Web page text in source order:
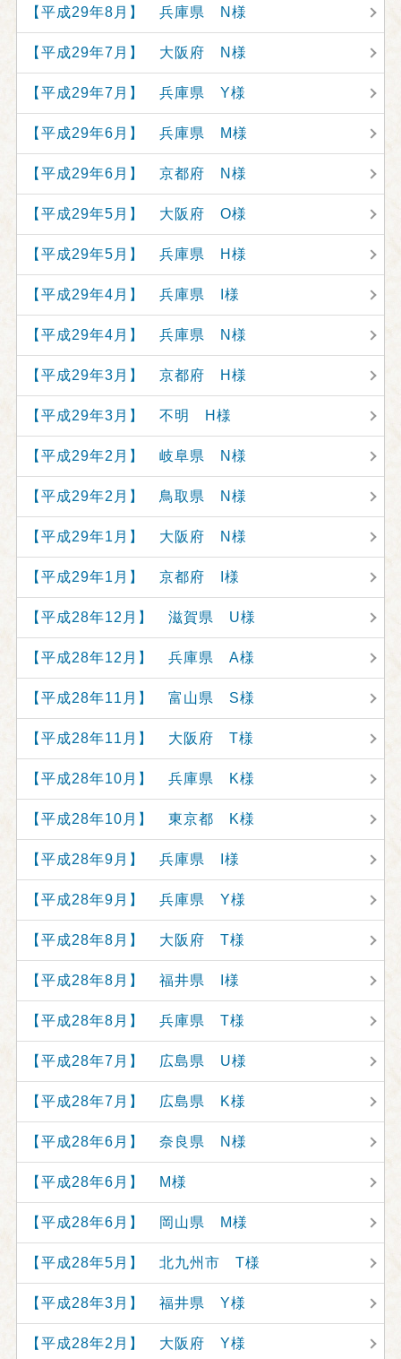
【平成29年8月】 兵庫県 N様
【平成29年7月】 大阪府 N様
【平成29年7月】 兵庫県 Y様
【平成29年6月】 兵庫県 M様
【平成29年6月】 京都府 N様
【平成29年5月】 大阪府 O様
【平成29年5月】 兵庫県 H様
【平成29年4月】 兵庫県 I様
【平成29年4月】 兵庫県 N様
【平成29年3月】 京都府 H様
【平成29年3月】 不明 H様
【平成29年2月】 岐阜県 N様
【平成29年2月】 鳥取県 N様
【平成29年1月】 大阪府 N様
【平成29年1月】 京都府 I様
【平成28年12月】 滋賀県 U様
【平成28年12月】 兵庫県 A様
【平成28年11月】 富山県 S様
【平成28年11月】 大阪府 T様
【平成28年10月】 兵庫県 K様
【平成28年10月】 東京都 K様
【平成28年9月】 兵庫県 I様
【平成28年9月】 兵庫県 Y様
【平成28年8月】 大阪府 T様
【平成28年8月】 福井県 I様
【平成28年8月】 兵庫県 T様
【平成28年7月】 広島県 U様
【平成28年7月】 広島県 K様
【平成28年6月】 奈良県 N様
【平成28年6月】 M様
【平成28年6月】 岡山県 M様
【平成28年5月】 北九州市 T様
【平成28年3月】 福井県 Y様
【平成28年2月】 大阪府 Y様